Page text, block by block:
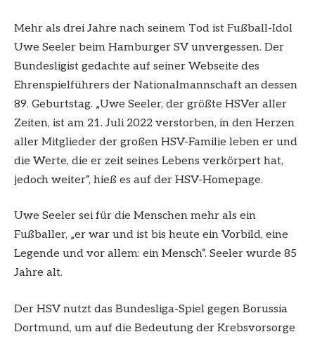
Mehr als drei Jahre nach seinem Tod ist Fußball-Idol
Uwe Seeler beim Hamburger SV unvergessen. Der
Bundesligist gedachte auf seiner Webseite des
Ehrenspielführers der Nationalmannschaft an dessen
89. Geburtstag. „Uwe Seeler, der größte HSVer aller
Zeiten, ist am 21. Juli 2022 verstorben, in den Herzen
aller Mitglieder der großen HSV-Familie leben er und
die Werte, die er zeit seines Lebens verkörpert hat,
jedoch weiter“, hieß es auf der HSV-Homepage.
Uwe Seeler sei für die Menschen mehr als ein
Fußballer, „er war und ist bis heute ein Vorbild, eine
Legende und vor allem: ein Mensch“. Seeler wurde 85
Jahre alt.
Der HSV nutzt das Bundesliga-Spiel gegen Borussia
Dortmund, um auf die Bedeutung der Krebsvorsorge